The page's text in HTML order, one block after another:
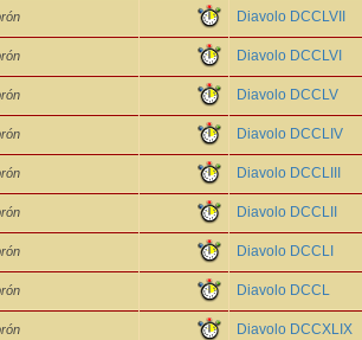
Diavolo DCCLVII
Diavolo DCCLVI
Diavolo DCCLV
Diavolo DCCLIV
Diavolo DCCLIII
Diavolo DCCLII
Diavolo DCCLI
Diavolo DCCL
Diavolo DCCXLIX